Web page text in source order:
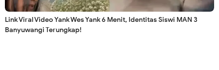
Link Viral Video Yank Wes Yank 6 Menit, Identitas Siswi MAN 3
Banyuwangi Terungkap!